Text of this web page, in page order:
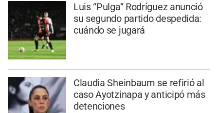
Luis “Pulga” Rodríguez anunció
su segundo partido despedida:
cuándo se jugará
Claudia Sheinbaum se refirió al
caso Ayotzinapa y anticipó más
detenciones